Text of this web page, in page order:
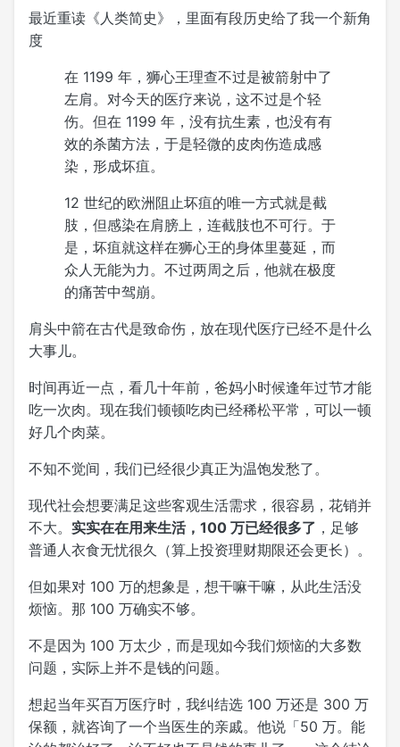
最近重读《人类简史》，里面有段历史给了我一个新角
度
在 1199 年，狮心王理查不过是被箭射中了
左肩。对今天的医疗来说，这不过是个轻
伤。但在 1199 年，没有抗生素，也没有有
效的杀菌方法，于是轻微的皮肉伤造成感
染，形成坏疽。
12 世纪的欧洲阻止坏疽的唯一方式就是截
肢，但感染在肩膀上，连截肢也不可行。于
是，坏疽就这样在狮心王的身体里蔓延，而
众人无能为力。不过两周之后，他就在极度
的痛苦中驾崩。
肩头中箭在古代是致命伤，放在现代医疗已经不是什么
大事儿。
时间再近一点，看几十年前，爸妈小时候逢年过节才能
吃一次肉。现在我们顿顿吃肉已经稀松平常，可以一顿
好几个肉菜。
不知不觉间，我们已经很少真正为温饱发愁了。
现代社会想要满足这些客观生活需求，很容易，花销并
不大。 实实在在用来生活，100 万已经很多了 ，足够
普通人衣食无忧很久（算上投资理财期限还会更长）。
但如果对 100 万的想象是，想干嘛干嘛，从此生活没
烦恼。那 100 万确实不够。
不是因为 100 万太少，而是现如今我们烦恼的大多数
问题，实际上并不是钱的问题。
想起当年买百万医疗时，我纠结选 100 万还是 300 万
保额，就咨询了一个当医生的亲戚。他说「50 万。能